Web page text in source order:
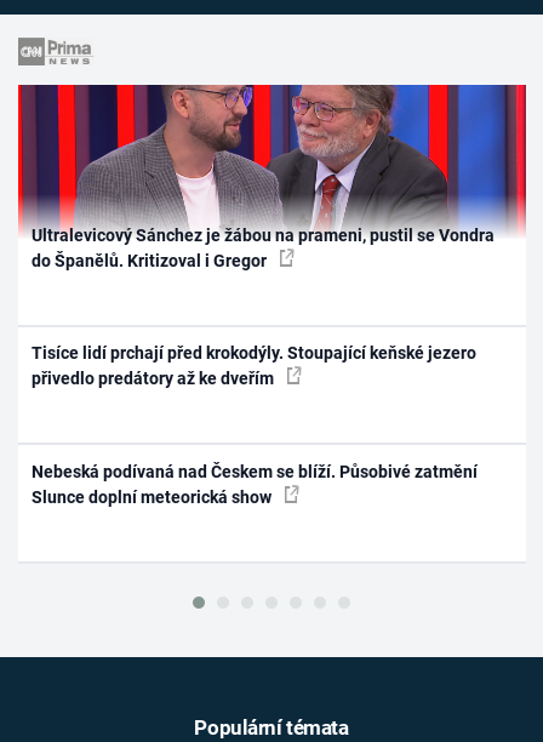
Ultralevicový Sánchez je žábou na prameni, pustil se Vondra
do Španělů. Kritizoval i Gregor
Tisíce lidí prchají před krokodýly. Stoupající keňské jezero
přivedlo predátory až ke dveřím
Nebeská podívaná nad Českem se blíží. Působivé zatmění
Slunce doplní meteorická show
Populární témata